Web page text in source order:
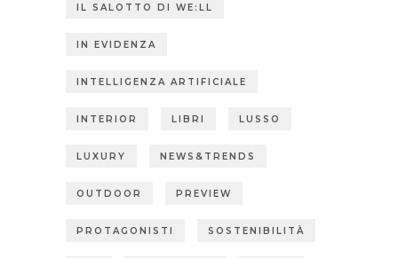
IL SALOTTO DI WE:LL
IN EVIDENZA
INTELLIGENZA ARTIFICIALE
INTERIOR LIBRI LUSSO
LUXURY NEWS&TRENDS
OUTDOOR PREVIEW
PROTAGONISTI SOSTENIBILITÀ